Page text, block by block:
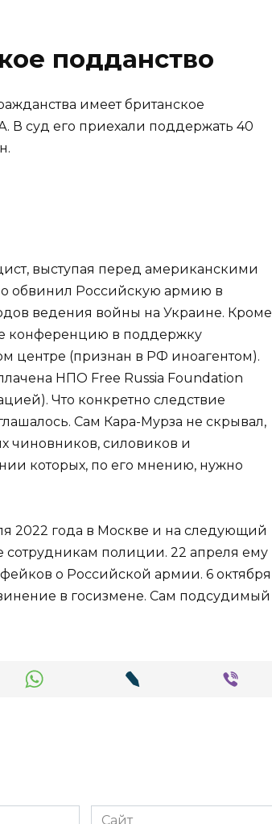
подданство
имеет британское
В суд его приехали поддержать 40
выступая перед американскими
обвинил Российскую армию в
ведения войны на Украине. Кроме
конференцию в поддержку
центре (признан в РФ иноагентом).
НПО Free Russia Foundation
Что конкретно следствие
Cам Кара-Мурза не скрывал,
чиновников, силовиков и
которых, по его мнению, нужно
2022 года в Москве и на следующий
сотрудникам полиции. 22 апреля ему
о Российской армии. 6 октября
в госизмене. Сам подсудимый
Сайт